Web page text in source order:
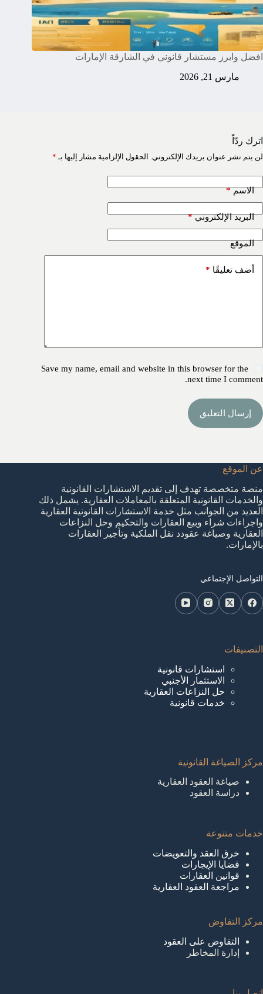
افضل وابرز مستشار قانوني في الشارقة الإمارات
مارس 21, 2026
اترك ردّاً
لن يتم نشر عنوان بريدك الإلكتروني. الحقول الإلزامية مشار إليها بـ *
الاسم*
البريد الإلكتروني*
الموقع
أضف تعليقًا *
Save my name, email and website in this browser for the
next time I comment.
إرسال التعليق
عن الموقع
منصة متخصصة تهدف إلى تقديم الاستشارات القانونية
والخدمات القانونية المتعلقة بالمعاملات العقارية. يشمل ذلك
العديد من الجوانب مثل خدمة الاستشارات القانونية العقارية
واجراءات شراء وبيع العقارات والتحكيم وحل النزاعات
العقارية وصياغة عقودد نقل الملكية وتأجير العقارات
بالإمارات.
التواصل الإجتماعي
التصنيفات
استشارات قانونية
الاستثمار الأجنبي
حل النزاعات العقارية
خدمات قانونية
مركز الصياغة القانونية
صياغة العقود العقارية
دراسة العقود
خدمات متنوعة
خرق العقد والتعويضات
قضايا الإيجارات
قوانين العقارات
مراجعة العقود العقارية
مركز التفاوض
التفاوض على العقود
إدارة المخاطر